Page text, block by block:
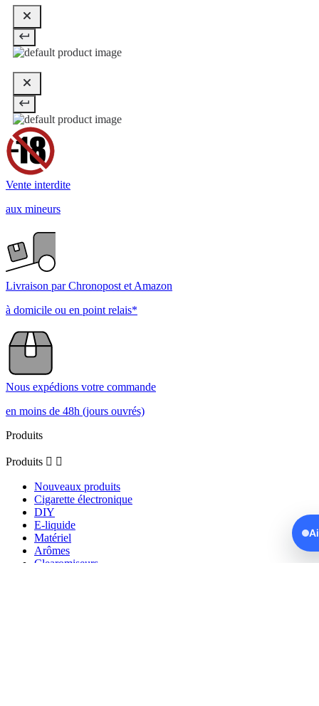
Vente interdite
aux mineurs
Livraison par Chronopost et Amazon
à domicile ou en point relais*
Nous expédions votre commande
en moins de 48h (jours ouvrés)
Produits
Produits  
Nouveaux produits
Cigarette électronique
DIY
E-liquide
Matériel
Arômes
Clearomiseurs